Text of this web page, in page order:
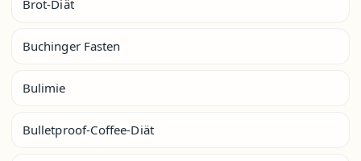
Brot-Diät
Buchinger Fasten
Bulimie
Bulletproof-Coffee-Diät